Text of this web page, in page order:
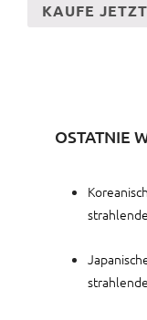
KAUFE JETZT
OSTATNIE